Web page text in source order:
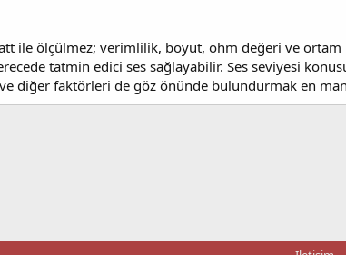
ile ölçülmez; verimlilik, boyut, ohm değeri ve
tatmin edici ses sağlayabilir. Ses seviyesi
diğer faktörleri de göz önünde bulundurmak en